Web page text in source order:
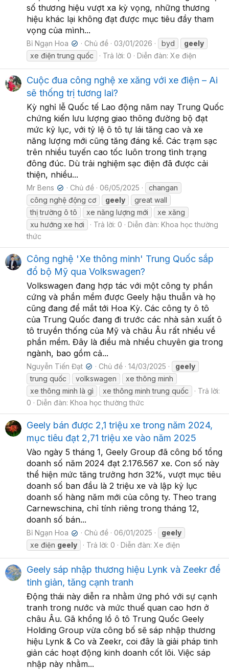
số thương hiệu vượt xa kỳ vọng, những thương
hiệu khác lại không đạt được mục tiêu đầy tham
vọng của mình...
Bỉ Ngạn Hoa ✔ Chủ đề 03/01/2026 byd
geely
xe điện trung quốc
Trả lời: 0 Diễn đàn: Xe điện
Cuộc đua công nghệ xe xăng với xe điện – Ai
sẽ thống trị tương lai?
Kỳ nghỉ lễ Quốc tế Lao động năm nay Trung Quốc
chứng kiến lưu lượng giao thông đường bộ đạt
mức kỷ lục, với tỷ lệ ô tô tự lái tăng cao và xe
năng lượng mới cũng tăng đáng kể. Các trạm sạc
trên nhiều tuyến cao tốc luôn trong tình trạng
đông đúc. Dù trải nghiệm sạc điện đã được cải
thiện, nhiều...
Mr Bens ✔ Chủ đề 06/05/2025
changan
công nghệ động cơ
geely
great wall
thị trường ô tô
xe năng lượng mới
xe xăng
xu hướng xe hơi
Trả lời: 0 Diễn đàn: Khoa học thường
thức
Công nghệ 'Xe thông minh' Trung Quốc sắp
đổ bộ Mỹ qua Volkswagen?
Volkswagen đang hợp tác với một công ty phần
cứng và phần mềm được Geely hậu thuẫn và họ
cũng đang để mắt tới Hoa Kỳ. Các công ty ô tô
của Trung Quốc đang đi trước các nhà sản xuất ô
tô truyền thống của Mỹ và châu Âu rất nhiều về
phần mềm. Đây là điều mà nhiều chuyên gia trong
ngành, bao gồm cả...
Nguyễn Tiến Đạt ✔ Chủ đề 14/03/2025
geely
trung quốc
volkswagen
xe thông minh
xe thông minh là gì
xe thông minh trung quốc
Trả lời:
0
Diễn đàn: Khoa học thường thức
Geely bán được 2,1 triệu xe trong năm 2024,
mục tiêu đạt 2,71 triệu xe vào năm 2025
Vào ngày 5 tháng 1, Geely Group đã công bố tổng
doanh số năm 2024 đạt 2.176.567 xe. Con số này
thể hiện mức tăng trưởng hơn 32%, vượt mục tiêu
doanh số ban đầu là 2 triệu xe và lập kỷ lục
doanh số hàng năm mới của công ty. Theo trang
Carnewschina, chỉ tính riêng trong tháng 12,
doanh số bán...
Bỉ Ngạn Hoa ✔ Chủ đề 06/01/2025
geely
xe điện geely Trả lời: 0 Diễn đàn: Xe điện
Geely sáp nhập thương hiệu Lynk và Zeekr để
tinh giản, tăng cạnh tranh
Động thái này diễn ra nhằm ứng phó với sự cạnh
tranh trong nước và mức thuế quan cao hơn ở
châu Âu. Gã khổng lồ ô tô Trung Quốc Geely
Holding Group vừa công bố sẽ sáp nhập thương
hiệu Lynk & Co và Zeekr, coi đây là giải pháp tinh
giản các hoạt động kinh doanh cốt lõi. Việc sáp
nhập này nhằm...